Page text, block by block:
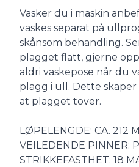
Vasker du i maskin
vaskes separat på
skånsom behandling.
plagget flatt, gjerne
aldri vaskepose når du
plagg i ull. Dette skaper
at plagget tover.
LØPELENGDE: CA. 212
VEILEDENDE PINNER:
STRIKKEFASTHET: 18